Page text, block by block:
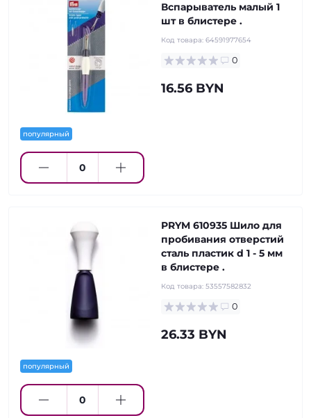
популярный
Вспарыватель малый 1
шт в блистере .
Код товара: 64591977654
0
16.56 BYN
популярный
PRYM 610935 Шило для
пробивания отверстий
сталь пластик d 1 - 5 мм
в блистере .
Код товара: 53557582832
0
26.33 BYN